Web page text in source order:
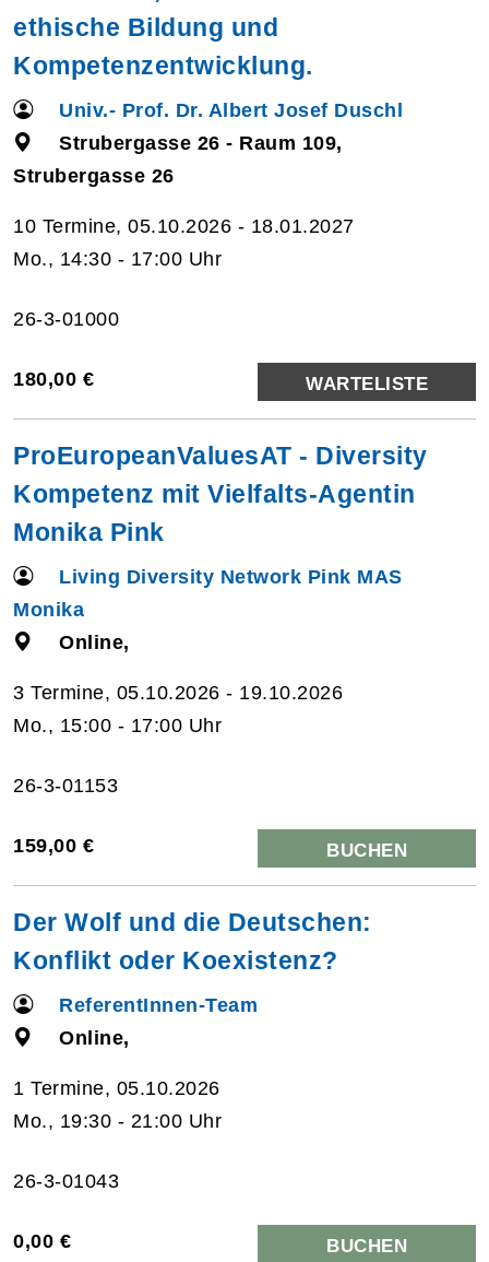
ethische Bildung und
Kompetenzentwicklung.
Univ.- Prof. Dr. Albert Josef Duschl
Strubergasse 26 - Raum 109,
Strubergasse 26
10 Termine, 05.10.2026 - 18.01.2027
Mo., 14:30 - 17:00 Uhr
26-3-01000
180,00 € WARTELISTE
ProEuropeanValuesAT - Diversity
Kompetenz mit Vielfalts-Agentin
Monika Pink
Living Diversity Network Pink MAS
Monika
Online,
3 Termine, 05.10.2026 - 19.10.2026
Mo., 15:00 - 17:00 Uhr
26-3-01153
159,00 € BUCHEN
Der Wolf und die Deutschen:
Konflikt oder Koexistenz?
ReferentInnen-Team
Online,
1 Termine, 05.10.2026
Mo., 19:30 - 21:00 Uhr
26-3-01043
0,00 € BUCHEN